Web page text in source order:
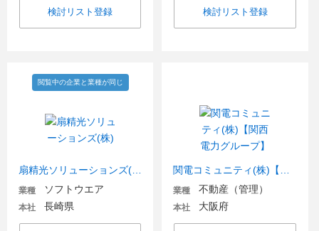
検討リスト登録 検討リスト登録
閲覧中の企業と業種が同じ
業種 ソフトウエア
本社 長崎県
業種 不動産（管理）
本社 大阪府